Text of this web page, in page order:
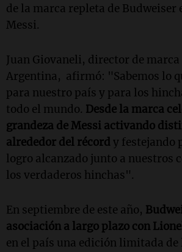
de la marca repleta de
Messi.
Juan Giovaneli, director de
Argentina, afirmó: "Sabemos lo
para nuestro país y para los
todo el mundo. Desde la marca
grandeza de Messi activando
alrededor del récord y festejando
logro alcanzado junto a nuestros
los verdaderos hinchas".
En septiembre de este año,
asociación a largo plazo con
en el país una edición limitada de